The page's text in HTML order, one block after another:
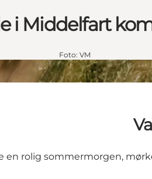
i Middelfart
Foto: VM
en rolig sommermorgen,